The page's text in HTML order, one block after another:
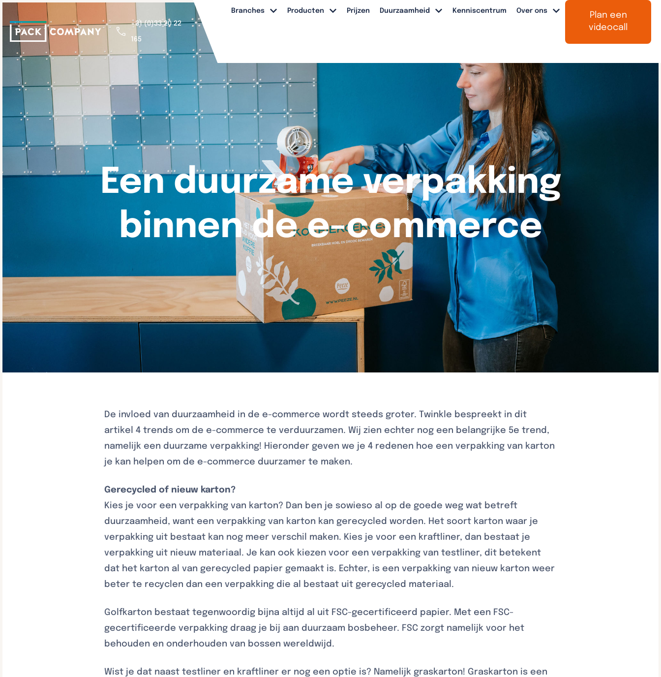
+31 (0)33 20 22
165
Branches Producten Prijzen Duurzaamheid Kenniscentrum Over ons
Plan een
videocall
Een duurzame verpakking
binnen de e-commerce
De invloed van duurzaamheid in de e-commerce wordt steeds groter. Twinkle bespreekt in dit
artikel 4 trends om de e-commerce te verduurzamen. Wij zien echter nog een belangrijke 5e trend,
namelijk een duurzame verpakking! Hieronder geven we je 4 redenen hoe een verpakking van karton
je kan helpen om de e-commerce duurzamer te maken.
Gerecycled of nieuw karton?
Kies je voor een verpakking van karton? Dan ben je sowieso al op de goede weg wat betreft
duurzaamheid, want een verpakking van karton kan gerecycled worden. Het soort karton waar je
verpakking uit bestaat kan nog meer verschil maken. Kies je voor een kraftliner, dan bestaat je
verpakking uit nieuw materiaal. Je kan ook kiezen voor een verpakking van testliner, dit betekent
dat het karton al van gerecycled papier gemaakt is. Echter, is een verpakking van nieuw karton weer
beter te recyclen dan een verpakking die al bestaat uit gerecycled materiaal.
Golfkarton bestaat tegenwoordig bijna altijd al uit FSC-gecertificeerd papier. Met een FSC-
gecertificeerde verpakking draag je bij aan duurzaam bosbeheer. FSC zorgt namelijk voor het
behouden en onderhouden van bossen wereldwijd.
Wist je dat naast testliner en kraftliner er nog een optie is? Namelijk graskarton! Graskarton is een